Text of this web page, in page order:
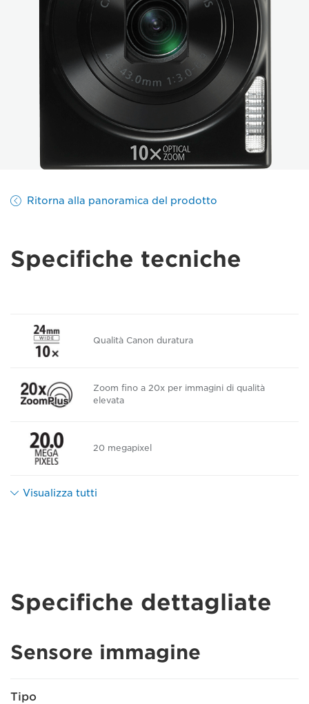
Ritorna alla panoramica del prodotto
Specifiche tecniche
Qualità Canon duratura
Zoom fino a 20x per immagini di qualità
elevata
20 megapixel
Visualizza tutti
Specifiche dettagliate
Sensore immagine
Tipo